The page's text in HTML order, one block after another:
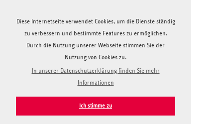
Diese Internetseite verwendet Cookies, um die Dienste ständig
zu verbessern und bestimmte Features zu ermöglichen.
Durch die Nutzung unserer Webseite stimmen Sie der
Nutzung von Cookies zu.
In unserer Datenschutzerklärung finden Sie mehr
Informationen
Ich stimme zu